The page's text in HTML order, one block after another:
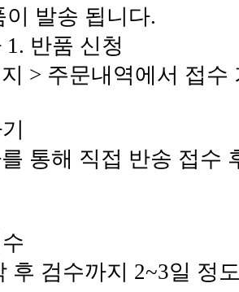
이 발송 됩니다.
1. 반품 신청
> 주문내역에서 접수
통해 직접 반송 접수
후 검수까지 2~3일 정